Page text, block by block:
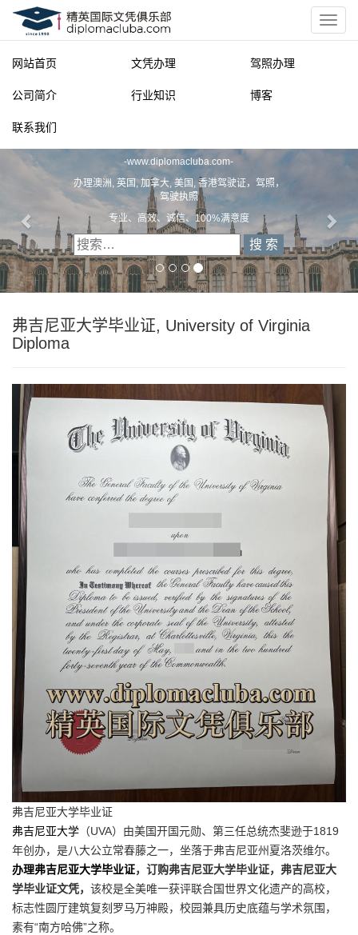
网站首页 文凭办理 驾照办理
公司简介 行业知识 博客
联系我们
-www.diplomacluba.com-
办理澳洲, 英国, 加拿大, 美国, 香港驾驶证，驾照，
驾驶执照
专业、高效、诚信、100%满意度
弗吉尼亚大学毕业证, University of Virginia
Diploma
弗吉尼亚大学毕业证
弗吉尼亚大学 （UVA）由美国开国元勋、第三任总统杰斐逊于1819
年创办，是八大公立常春藤之一，坐落于弗吉尼亚州夏洛茨维尔。
办理弗吉尼亚大学毕业证，订购弗吉尼亚大学毕业证，弗吉尼亚大
学毕业证文凭， 该校是全美唯一获评联合国世界文化遗产的高校，
标志性圆厅建筑复刻罗马万神殿，校园兼具历史底蕴与学术氛围，
素有“南方哈佛”之称。